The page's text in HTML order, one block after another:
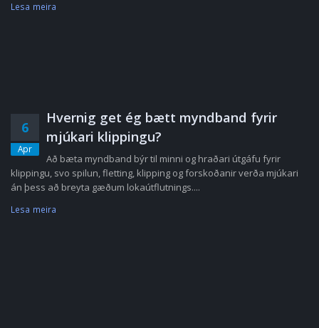
Lesa meira
6
Apr
Hvernig get ég bætt myndband fyrir
mjúkari klippingu?
Að bæta myndband býr til minni og hraðari útgáfu fyrir
klippingu, svo spilun, fletting, klipping og forskoðanir verða mjúkari
án þess að breyta gæðum lokaútflutnings....
Lesa meira